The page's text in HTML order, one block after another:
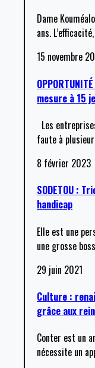
Dame
ans.
15 novembre
mesure à 15
Les
faute à
8 février 2023
SODETOU :
handicap
Elle est une
une grosse
29 juin 2021
Culture :
grâce aux
Conter est un
nécessite un